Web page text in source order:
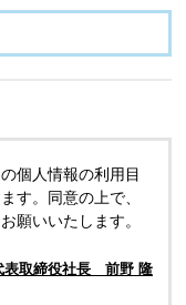
個人情報の利用目
す。同意の上で、
願いいたします。
取締役社長 前野 隆